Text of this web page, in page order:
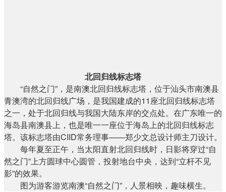
北回归线标志塔
“自然之门”，是南澳北回归线标志塔，位于汕头市南澳县
青澳湾的北回归线广场，是我国建成的11座北回归线标志塔
之一，处于北回归线与我国大陆东岸的交点处。在广东唯一的
海岛县南澳县上，也是唯一一座位于海岛上的北回归线标志
塔。该标志塔由CIID常务理事——郑少文总设计师主刀设计。
每年夏至正午，当太阳直射北回归线时，日影将穿过“自
然之门”上方圆球中心圆管，投射地台中央，达到“立杆不见
影”的效果。
图为游客游览南澳“自然之门”，人景相映，趣味横生。